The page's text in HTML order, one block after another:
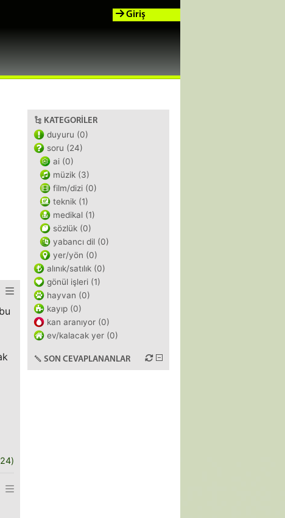
Giriş
)
KATEGORILER
duyuru (0)
soru (24)
ai (0)
müzik (3)
film/dizi (0)
teknik (1)
medikal (1)
sözlük (0)
yabancı dil (0)
yer/yön (0)
alınık/satılık (0)
gönül işleri (1)
hayvan (0)
kayıp (0)
kan aranıyor (0)
ev/kalacak yer (0)
SON CEVAPLANANLAR